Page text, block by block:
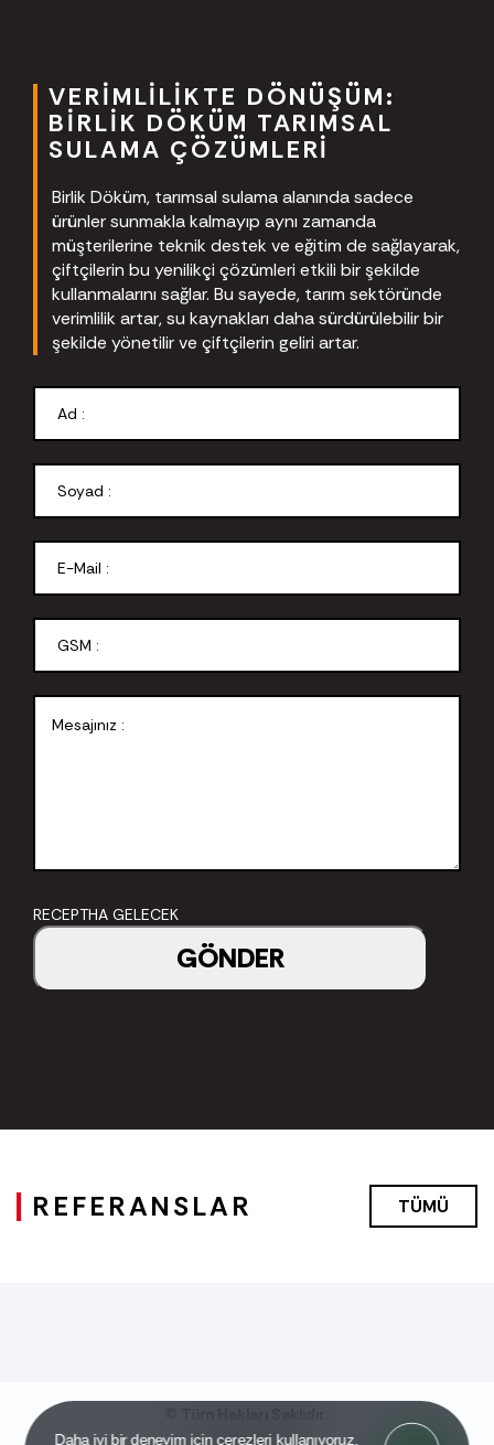
Daha iyi bir deneyim için çerezleri kullanıyoruz. Got it!
VERIMLILIKTE DÖNÜŞÜM:
BIRLIK DÖKÜM TARIMSAL
SULAMA ÇÖZÜMLERI
Birlik Döküm, tarımsal sulama alanında sadece
ürünler sunmakla kalmayıp aynı zamanda
müşterilerine teknik destek ve eğitim de sağlayarak,
çiftçilerin bu yenilikçi çözümleri etkili bir şekilde
kullanmalarını sağlar. Bu sayede, tarım sektöründe
verimlilik artar, su kaynakları daha sürdürülebilir bir
şekilde yönetilir ve çiftçilerin geliri artar.
RECEPTHA GELECEK
GÖNDER
REFERANSLAR TÜMÜ
2016 - 2026